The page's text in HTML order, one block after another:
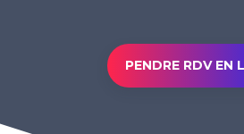
PENDRE RDV EN